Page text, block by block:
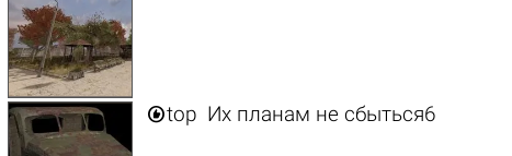
top Их планам не сбыться6